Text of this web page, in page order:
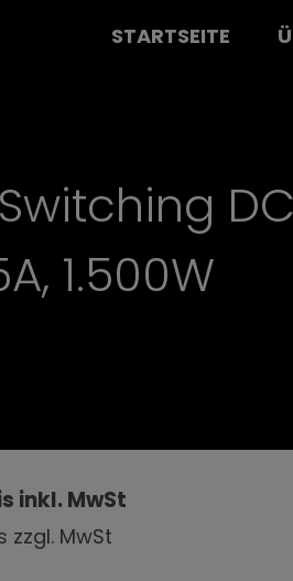
STARTSEITE
1.500W
inkl. MwSt
zzgl. MwSt